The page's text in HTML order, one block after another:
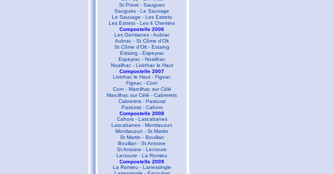
St Privat - Saugues
Saugues - Le Sauvage
Le Sauvage - Les Estrets
Les Estrets - Les 4 Chemins
Compostelle 2006
Les Gentianes - Aubrac
Aubrac - St Côme d'Olt
St Côme d'Olt - Estaing
Estaing - Espeyrac
Espeyrac - Noailhac
Noailhac - Livinhac le Haut
Compostelle 2007
Livinhac le Haut - Figeac
Figeac - Corn
Corn - Marcilhac sur Célé
Marcilhac sur Célé - Cabrerets
Cabrerets - Pasturat
Pasturat - Cahors
Compostelle 2008
Cahors - Lascabanes
Lascabanes - Montlauzun
Montlauzun - St Martin
St Martin - Bouillan
Bouillan - St Antoine
St Antoine - Lectoure
Lectoure - La Romieu
Compostelle 2009
La Romieu - Larressingle